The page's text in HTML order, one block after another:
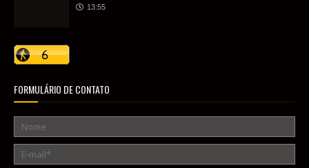
13:55
FORMULÁRIO DE CONTATO